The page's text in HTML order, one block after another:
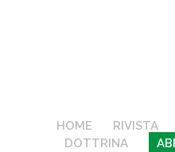
HOME RIVISTA
DOTTRINA